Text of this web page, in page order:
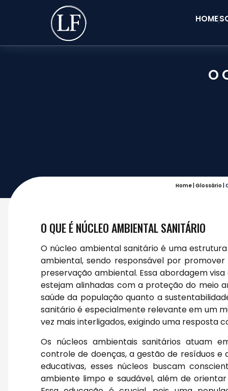
HOME
O
Home |Glossário |
O QUE É NÚCLEO AMBIENTAL SANITÁRIO
O núcleo ambiental sanitário é uma
ambiental, sendo responsável por
preservação ambiental. Essa abordagem
estejam alinhadas com a proteção do meio
saúde da população quanto a
sanitário é especialmente relevante em um
vez mais interligados, exigindo uma resposta
Os núcleos ambientais sanitários atuam
controle de doenças, a gestão de resíduos
educativas, esses núcleos buscam
ambiente limpo e saudável, além de